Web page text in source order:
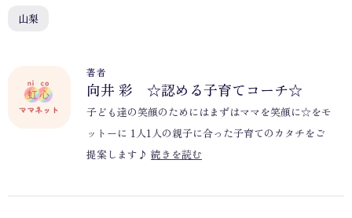
山梨
著者
向井 彩 ☆認める子育てコーチ☆
子ども達の笑顔のためにはまずはママを笑顔に☆をモ
ットーに 1人1人の親子に合った子育てのカタチをご
提案します♪ 続きを読む